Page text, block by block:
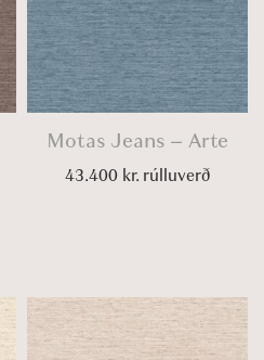
Motas Jeans – Arte
43.400 kr.rúlluverð